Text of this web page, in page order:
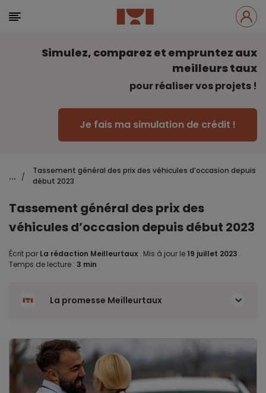
Simulez, comparez et empruntez aux
meilleurs taux
pour réaliser vos projets !
Je fais ma simulation de crédit !
... /
Tassement général des prix des véhicules d’occasion depuis
début 2023
Tassement général des prix des
véhicules d’occasion depuis début 2023
Écrit par La rédaction Meilleurtaux . Mis à jour le 19 juillet 2023 .
Temps de lecture : 3 min
La promesse Meilleurtaux